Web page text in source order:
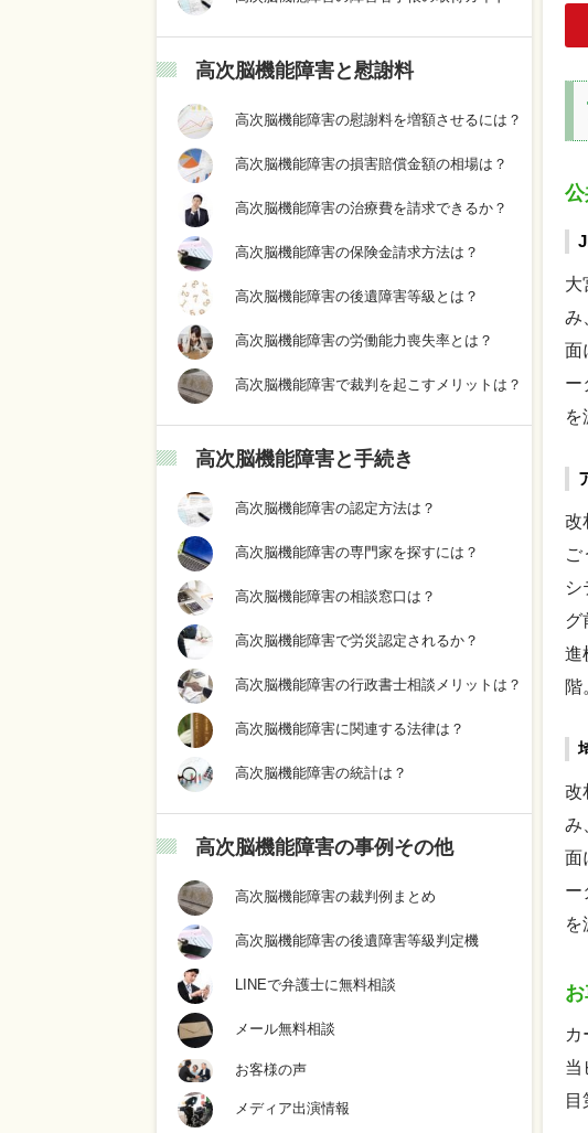
大
み
面
ー
を
改
ご
シ
グ
進
階
改
み
面
ー
を
カ
当
高次脳機能障害と慰謝料
高次脳機能障害の慰謝料を増額させるには？
高次脳機能障害の損害賠償金額の相場は？
高次脳機能障害の治療費を請求できるか？
高次脳機能障害の保険金請求方法は？
高次脳機能障害の後遺障害等級とは？
高次脳機能障害の労働能力喪失率とは？
高次脳機能障害で裁判を起こすメリットは？
高次脳機能障害と手続き
高次脳機能障害の認定方法は？
高次脳機能障害の専門家を探すには？
高次脳機能障害の相談窓口は？
高次脳機能障害で労災認定されるか？
高次脳機能障害の行政書士相談メリットは？
高次脳機能障害に関連する法律は？
高次脳機能障害の統計は？
高次脳機能障害の事例その他
高次脳機能障害の裁判例まとめ
高次脳機能障害の後遺障害等級判定機
LINEで弁護士に無料相談
メール無料相談
お客様の声
メディア出演情報